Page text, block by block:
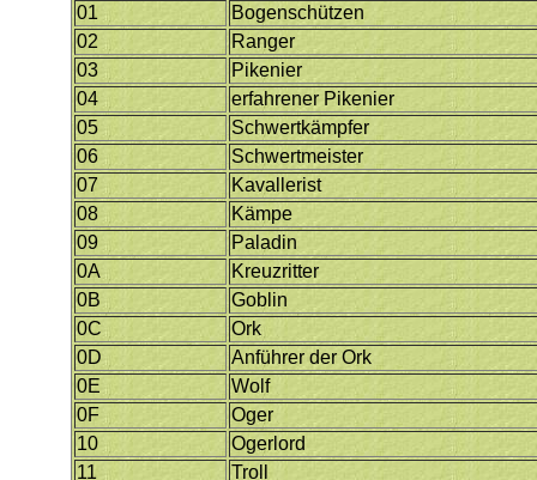
01
Bogenschützen
02
Ranger
03
Pikenier
04
erfahrener Pikenier
05
Schwertkämpfer
06
Schwertmeister
07
Kavallerist
08
Kämpe
09
Paladin
0A
Kreuzritter
0B
Goblin
0C
Ork
0D
Anführer der Ork
0E
Wolf
0F
Oger
10
Ogerlord
11
Troll